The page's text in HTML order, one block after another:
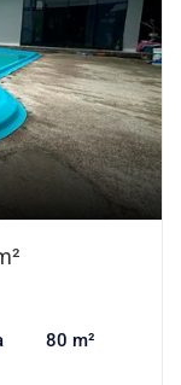
80 m²